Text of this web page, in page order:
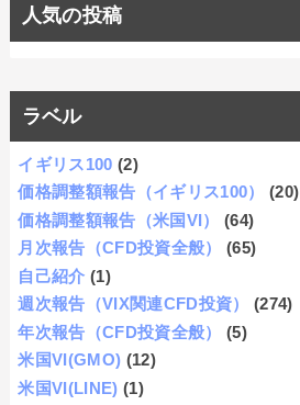
人気の投稿
ラベル
イギリス100 (2)
価格調整額報告（イギリス100）
(20)
価格調整額報告（米国VI）
(64)
月次報告（CFD投資全般）
(65)
自己紹介 (1)
週次報告（VIX関連CFD投資）
(274)
年次報告（CFD投資全般）
(5)
米国VI(GMO) (12)
米国VI(LINE) (1)